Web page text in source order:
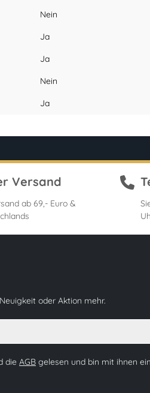
Nein
Ja
Ja
Nein
Ja
Versand
ab 69,- Euro &
oder Aktion mehr.
die AGB gelesen und bin mit ihnen